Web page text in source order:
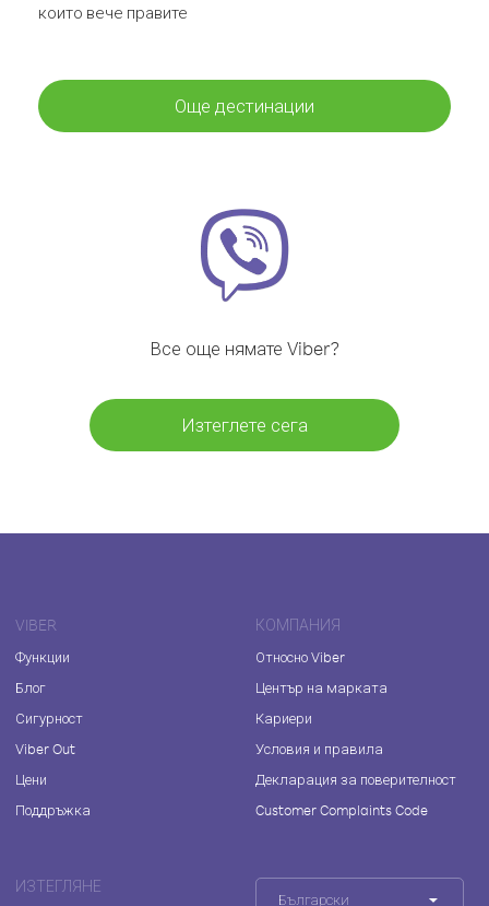
които вече правите
Още дестинации
Все още нямате Viber?
Изтеглете сега
VIBER
Функции
Блог
Сигурност
Viber Out
Цени
Поддръжка
КОМПАНИЯ
Относно Viber
Център на марката
Кариери
Условия и правила
Декларация за поверителност
Customer Complaints Code
ИЗТЕГЛЯНЕ
Български